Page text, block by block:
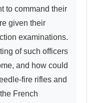
to command their
given their
examinations.
of such officers
and how could
fire rifles and
French